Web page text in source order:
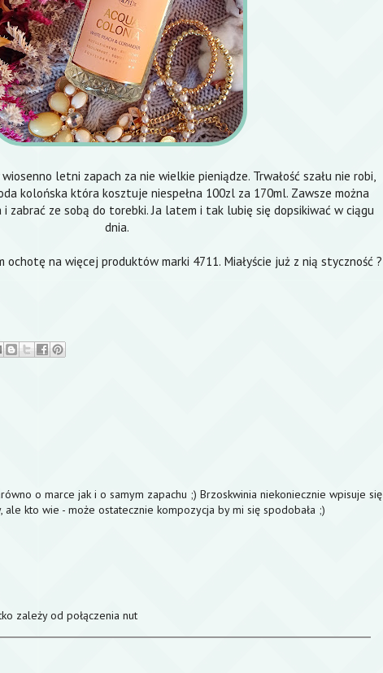
letni zapach za nie wielkie pieniądze. Trwałość szału nie robi,
kolońska która kosztuje niespełna 100zl za 170ml. Zawsze można
zabrać ze sobą do torebki. Ja latem i tak lubię się dopsikiwać w ciągu
dnia.
ochotę na więcej produktów marki 4711. Miałyście już z nią styczność ?
o marce jak i o samym zapachu ;) Brzoskwinia niekoniecznie wpisuje się
ale kto wie - może ostatecznie kompozycja by mi się spodobała ;)
zależy od połączenia nut